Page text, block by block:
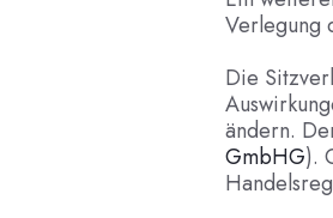
Verlegung
Die
ändern.
GmbHG).